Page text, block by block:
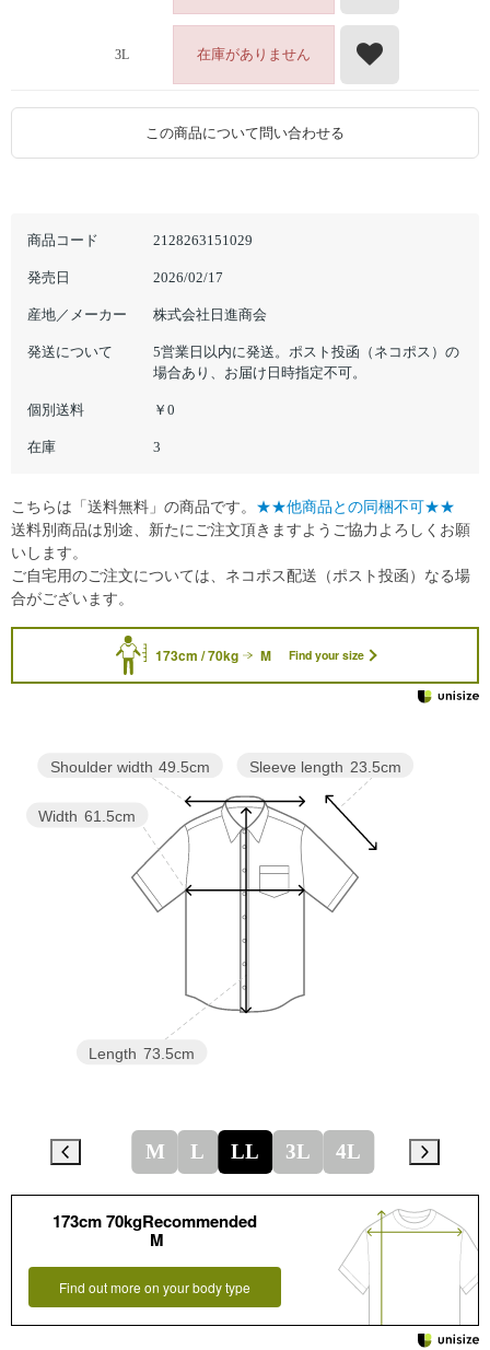
商品コード 2128263151029
発売日 2026/02/17
産地／メーカー 株式会社日進商会
発送について
5営業日以内に発送。ポスト投函（ネコポス）の
場合あり、お届け日時指定不可。
個別送料 ￥0
在庫 3
3L 在庫がありません
この商品について問い合わせる
173cm / 70kg M Find your size
Sleeve length 23.5cm
Length 73.5cm
Width 61.5cm
Shoulder width 49.5cm
M L LL 3L 4L
173cm 70kgRecommended
M
Find out more on your body type
こちらは「送料無料」の商品です。 ★★他商品との同梱不可★★
送料別商品は別途、新たにご注文頂きますようご協力よろしくお願
いします。
ご自宅用のご注文については、ネコポス配送（ポスト投函）なる場
合がございます。